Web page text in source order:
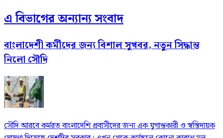
এ বিভাগের অন্যান্য সংবাদ
বাংলাদেশী কর্মীদের জন্য বিশাল সুখবর, নতুন সিদ্ধান্ত
নিলো সৌদি
সৌদি আরবে কর্মরত বাংলাদেশি প্রবাসীদের জন্য এক যুগান্তকারী ও স্বস্তিদায়ক